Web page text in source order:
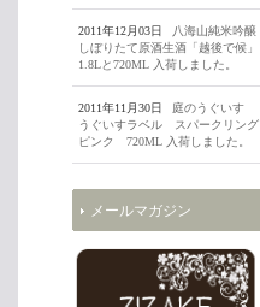
2011年12月03日
八海山純米吟醸
しぼりたて原酒生酒「越後で候」
1.8Lと720ML 入荷しました。
2011年11月30日
庭のうぐいす
うぐいすラベル スパークリング
ピンク 720ML 入荷しました。
メールマガジン